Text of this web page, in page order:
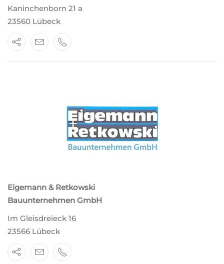
Kaninchenborn 21 a
23560 Lübeck
Eigemann & Retkowski
Bauunternehmen GmbH
Im Gleisdreieck 16
23566 Lübeck